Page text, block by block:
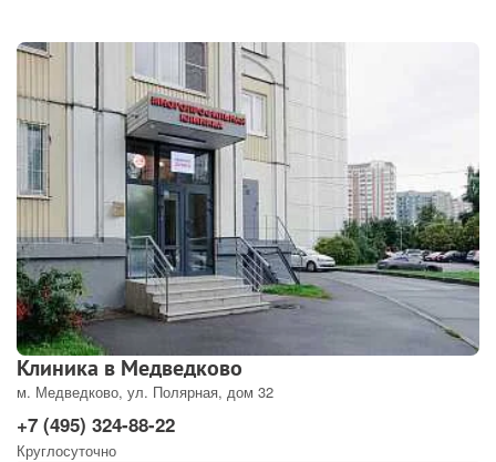
Клиника в Медведково
м. Медведково, ул. Полярная, дом 32
+7 (495) 324-88-22
Круглосуточно